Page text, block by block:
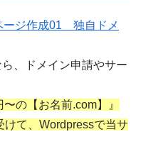
ージ作成01 独自ドメ
、ドメイン申請やサー
の【お名前.com】』
て、Wordpressで当サ